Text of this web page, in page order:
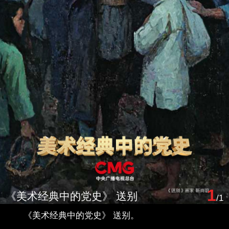
《美术经典中的党史》 送别 1/1
《美术经典中的党史》 送别。